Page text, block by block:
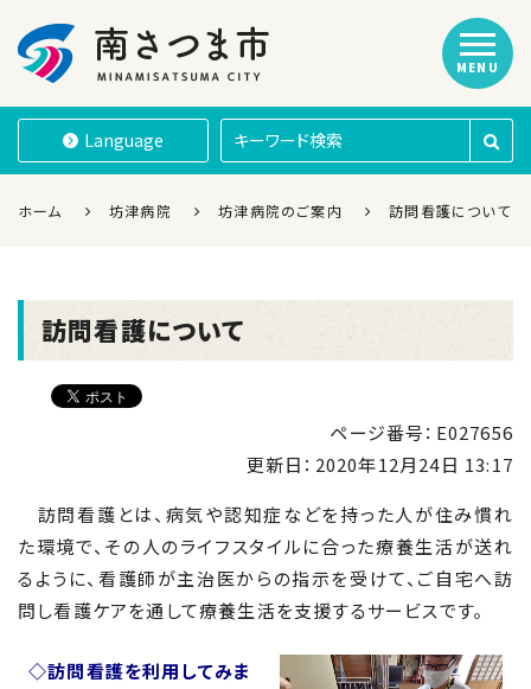
南さつま市
Language
MENU
ホーム 坊津病院 坊津病院のご案内 訪問看護について
訪問看護について
ページ番号：E027656
更新日： 2020年12月24日 13:17
訪問看護とは、病気や認知症などを持った人が住み慣れ
た環境で、その人のライフスタイルに合った療養生活が送れ
るように、看護師が主治医からの指示を受けて、ご自宅へ訪
問し看護ケアを通して療養生活を支援するサービスです。
◇訪問看護を利用してみま